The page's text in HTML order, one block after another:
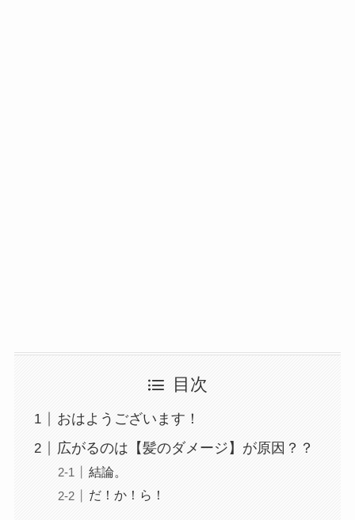
目次
おはようございます！
広がるのは【髪のダメージ】が原因？？
結論。
だ！か！ら！